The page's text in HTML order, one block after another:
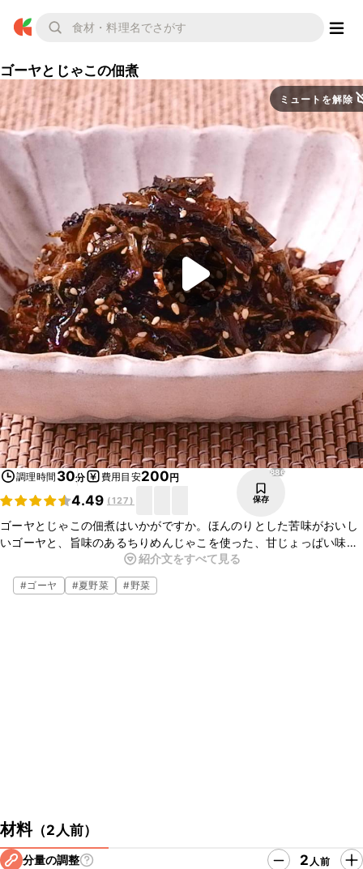
ゴーヤとじゃこの佃煮
ミュートを解除
調理時間 30分 費用目安200円
4.49 (127)
886
保存
ゴーヤとじゃこの佃煮はいかがですか。ほんのりとした苦味がおいし
いゴーヤと、旨味のあるちりめんじゃこを使った、甘じょっぱい味つ
けの佃煮は、ごはんのお供にぴったりですよ。簡単に作ることができ
るので、ぜひお試しください。
紹介文をすべて見る
#ゴーヤ #夏野菜 #野菜
材料（2人前）
分量の調整 2 人前